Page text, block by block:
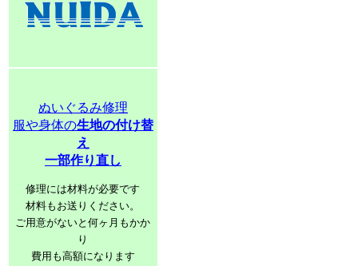
ぬいぐるみ修理
服や身体の生地の付け替
え
一部作り直し
修理には材料が必要です
材料もお送りください。
ご用意がないと何ヶ月もかか
り
費用も高額になります